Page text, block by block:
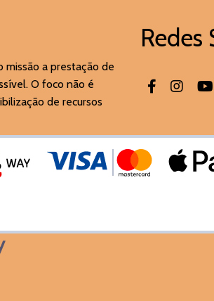
missão a prestação de
O foco não é
de recursos
Redes